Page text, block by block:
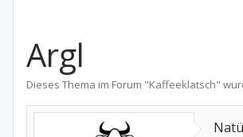
Argl
Dieses Thema im Forum "Kaffeeklatsch"